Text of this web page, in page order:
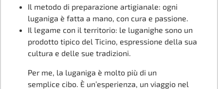
Il metodo di preparazione artigianale: ogni
luganiga è fatta a mano, con cura e passione.
Il legame con il territorio: le luganighe sono un
prodotto tipico del Ticino, espressione della sua
cultura e delle sue tradizioni.
Per me, la luganiga è molto più di un
semplice cibo. È un’esperienza, un viaggio nel